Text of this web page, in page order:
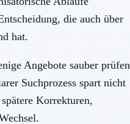
die auch über
hat.
Angebote sauber prüfen
Suchprozess spart nicht
Korrekturen,